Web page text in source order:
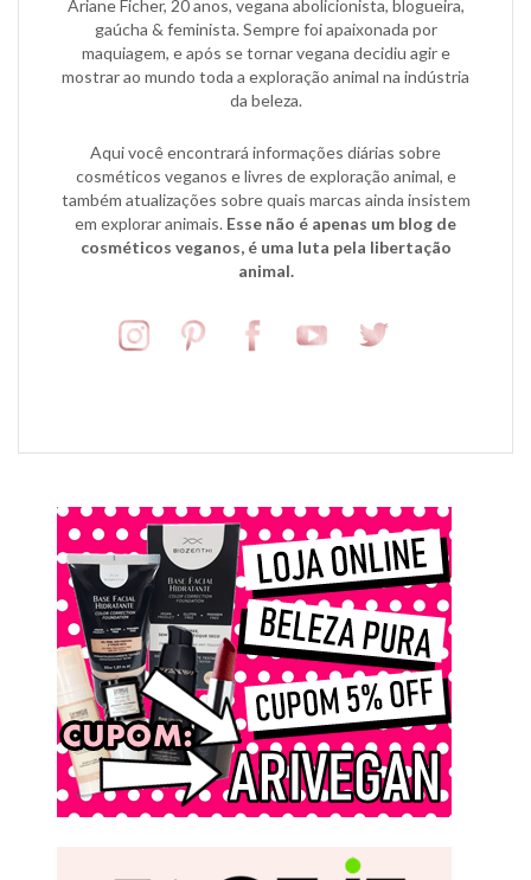
Ariane Ficher, 20 anos, vegana abolicionista, blogueira,
gaúcha & feminista. Sempre foi apaixonada por
maquiagem, e após se tornar vegana decidiu agir e
mostrar ao mundo toda a exploração animal na indústria
da beleza.
Aqui você encontrará informações diárias sobre
cosméticos veganos e livres de exploração animal, e
também atualizações sobre quais marcas ainda insistem
em explorar animais. Esse não é apenas um blog de
cosméticos veganos, é uma luta pela libertação
animal.